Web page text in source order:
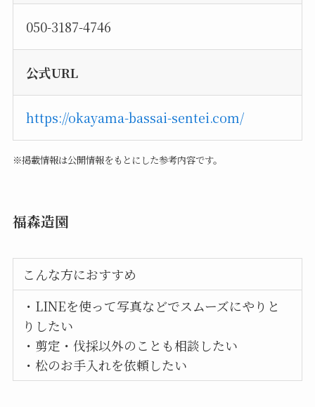
050-3187-4746
公式URL
https://okayama-bassai-sentei.com/
※掲載情報は公開情報をもとにした参考内容です。
福森造園
こんな方におすすめ
・LINEを使って写真などでスムーズにやりと
りしたい
・剪定・伐採以外のことも相談したい
・松のお手入れを依頼したい